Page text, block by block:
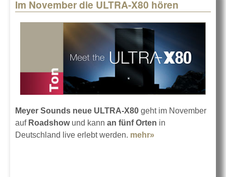
Im November die ULTRA-X80 hören
Meyer Sounds neue ULTRA-X80 geht im November
auf Roadshowund kann an fünf Orten in
Deutschland live erlebt werden. mehr»